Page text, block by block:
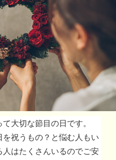
大切な節目の日です。
祝うもの？と悩む人もい
人はたくさんいるのでご安